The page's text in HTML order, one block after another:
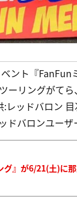
ント『FanFun
ーリングがて
ッドバロン
ドバロンユー
』が6/21(土)に